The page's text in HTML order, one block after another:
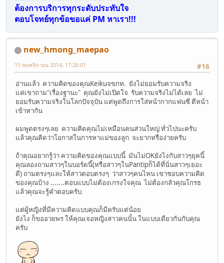
ต้องการบริการทุกระดับประทับใจ
ตอบโจทย์ทุกข้อขอแค่ PM หาเรา!!!
new_hmong_maepao
#16
15 พฤศจิกายน 2014, 17:26:01
อ่านแล้ว ความคิดของคุณKeikuจขกท. ยังไม่ยอมรับความจริง
แค่เขาถาม"เรื่องฐานะ" คุณยังไม่เปิดใจ รับความจริงไม่ได้เลย ไม่
ยอมรับความจริงในโลกปัจจุบัน แต่พูดถึงการใส่หน้ากากแฟนซี ตีหน้า
เข้าหากัน
ผมพูดตรงๆเลย ความคิดคุณไม่เหมือนคนส่วนใหญ่ ทั่วไปนะครับ
แล้วคุณคิดว่าโอกาสในการหาแม่ของลูก จะยากหรือง่ายครับ
ถ้าคุณอยากรู้ว่า ความคิดของคุณแบบนี้ มันไม่OKยังไงกับสาวๆยุคนี้
คุณลองถามสาวๆในบอร์ดนี้(หรือสาวๆในPantipก็ได้ที่นั่นสาวๆเยอะ
ดี) ถามตรงๆและให้สาวตอบตรงๆ ว่าสาวๆคนไหน เขาชอบความคิด
ของคุณบ้าง .......ตอบแบบไม่ต้องเกรงใจคุณ ไม่ต้องกลัวคุณโกรธ
แล้วคุณจะรู้คำตอบครับ
แต่ผู้หญิงที่มีความคิดแบบคุณก็มีครับแต่น้อย
ยังไง ก็ขออวยพร ให้คุณเจอหญิงสาวคนนั้น ในแบบเดียวกันกับคุณ
ครับ